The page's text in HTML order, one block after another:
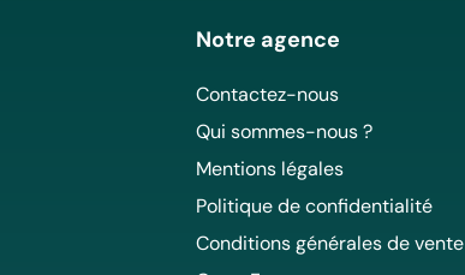
Notre agence
Contactez-nous
Qui sommes-nous ?
Mentions légales
Politique de confidentialité
Conditions générales de vente